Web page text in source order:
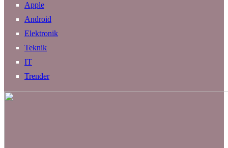
Apple
Android
Elektronik
Teknik
IT
Trender